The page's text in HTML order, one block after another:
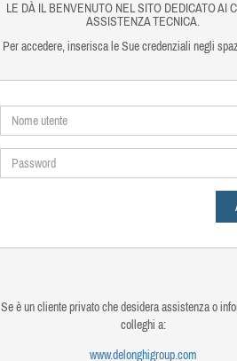
LE DÀ IL BENVENUTO NEL SITO DEDICATO AI
ASSISTENZA TECNICA.
Per accedere, inserisca le Sue credenziali negli
Se è un cliente privato che desidera assistenza o
colleghi a:
www.delonghigroup.com